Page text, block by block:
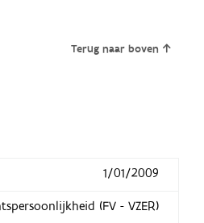
Terug naar boven
1/01/2009
(FV - VZER)